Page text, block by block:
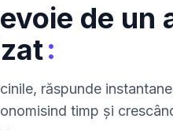
de un
:
răspunde
timp și